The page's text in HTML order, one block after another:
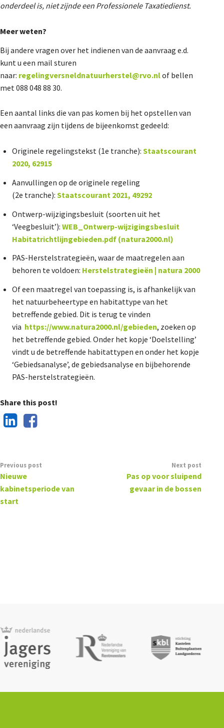
onderdeel is, niet zijnde een Professionele Taxatiedienst.
Meer weten?
Bij andere vragen over het indienen van de aanvraag e.d.
kunt u een mail sturen
naar: regelingversneldnatuurherstel@rvo.nlof bellen
met 088 048 88 30.
Een aantal links die van pas komen bij het opstellen van
een aanvraag zijn tijdens de bijeenkomst gedeeld:
Originele regelingstekst (1e tranche): Staatscourant
2020, 62915
Aanvullingen op de originele regeling
(2e tranche): Staatscourant 2021, 49292
Ontwerp-wijzigingsbesluit (soorten uit het
‘Veegbesluit’): WEB_Ontwerp-wijzigingsbesluit
Habitatrichtlijngebieden.pdf (natura2000.nl)
PAS-Herstelstrategieën, waar de maatregelen aan
behoren te voldoen: Herstelstrategieën | natura 2000
Of een maatregel van toepassing is, is afhankelijk van
het natuurbeheertype en habitattype van het
betreffende gebied. Dit is terug te vinden
via https://www.natura2000.nl/gebieden, zoeken op
het betreffende gebied. Onder het kopje ‘Doelstelling’
vindt u de betreffende habitattypen en onder het kopje
‘Gebiedsanalyse’, de gebiedsanalyse en bijbehorende
PAS-herstelstrategieën.
Share this post!
Previous post
Nieuwe
kabinetsperiode van
start
Next post
Pas op voor sluipend
gevaar in de bossen